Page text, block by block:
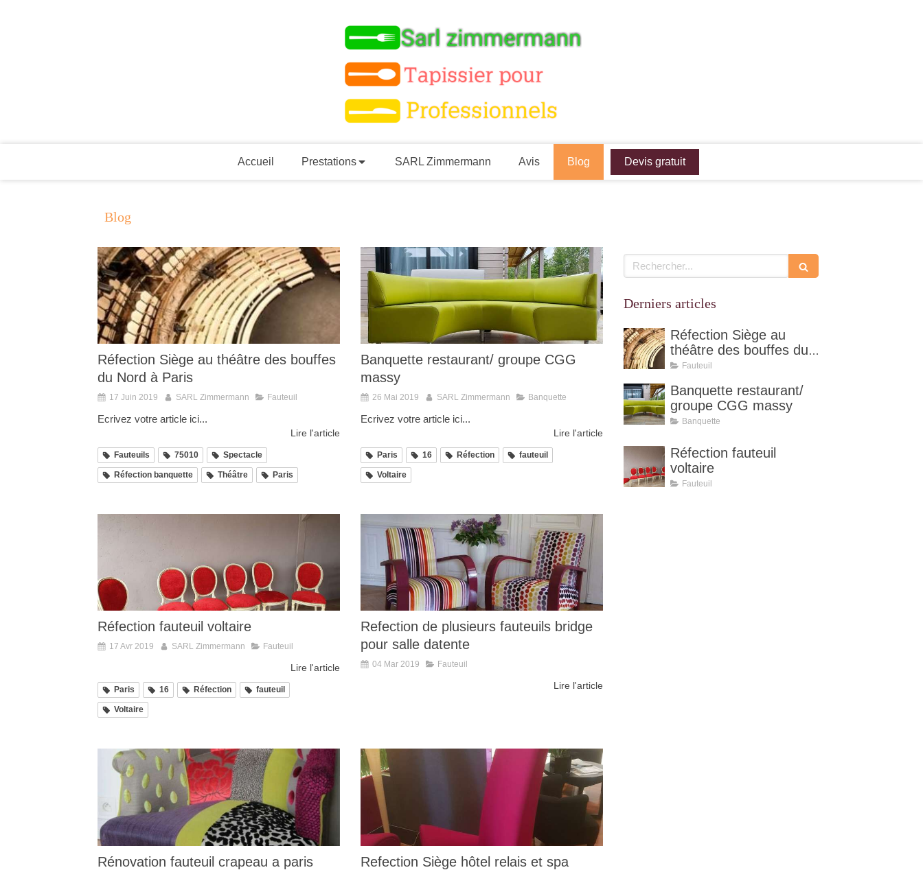
Accueil Prestations SARL Zimmermann Avis Blog Devis gratuit
Blog
Réfection Siège au théâtre des bouffes
du Nord à Paris
17 Juin 2019 SARL Zimmermann Fauteuil
Ecrivez votre article ici...
Lire l'article
Fauteuils 75010 Spectacle
Réfection banquette Théâtre Paris
Banquette restaurant/ groupe CGG
massy
26 Mai 2019 SARL Zimmermann Banquette
Ecrivez votre article ici...
Lire l'article
Paris 16 Réfection fauteuil
Voltaire
Réfection fauteuil voltaire
17 Avr 2019 SARL Zimmermann Fauteuil
Lire l'article
Paris 16 Réfection fauteuil
Voltaire
Refection de plusieurs fauteuils bridge
pour salle datente
04 Mar 2019 Fauteuil
Lire l'article
Rénovation fauteuil crapeau a paris Refection Siège hôtel relais et spa
Rechercher
Derniers articles
Réfection Siège au
théâtre des bouffes du
Nord à Paris
Fauteuil
Banquette restaurant/
groupe CGG massy
Banquette
Réfection fauteuil
voltaire
Fauteuil